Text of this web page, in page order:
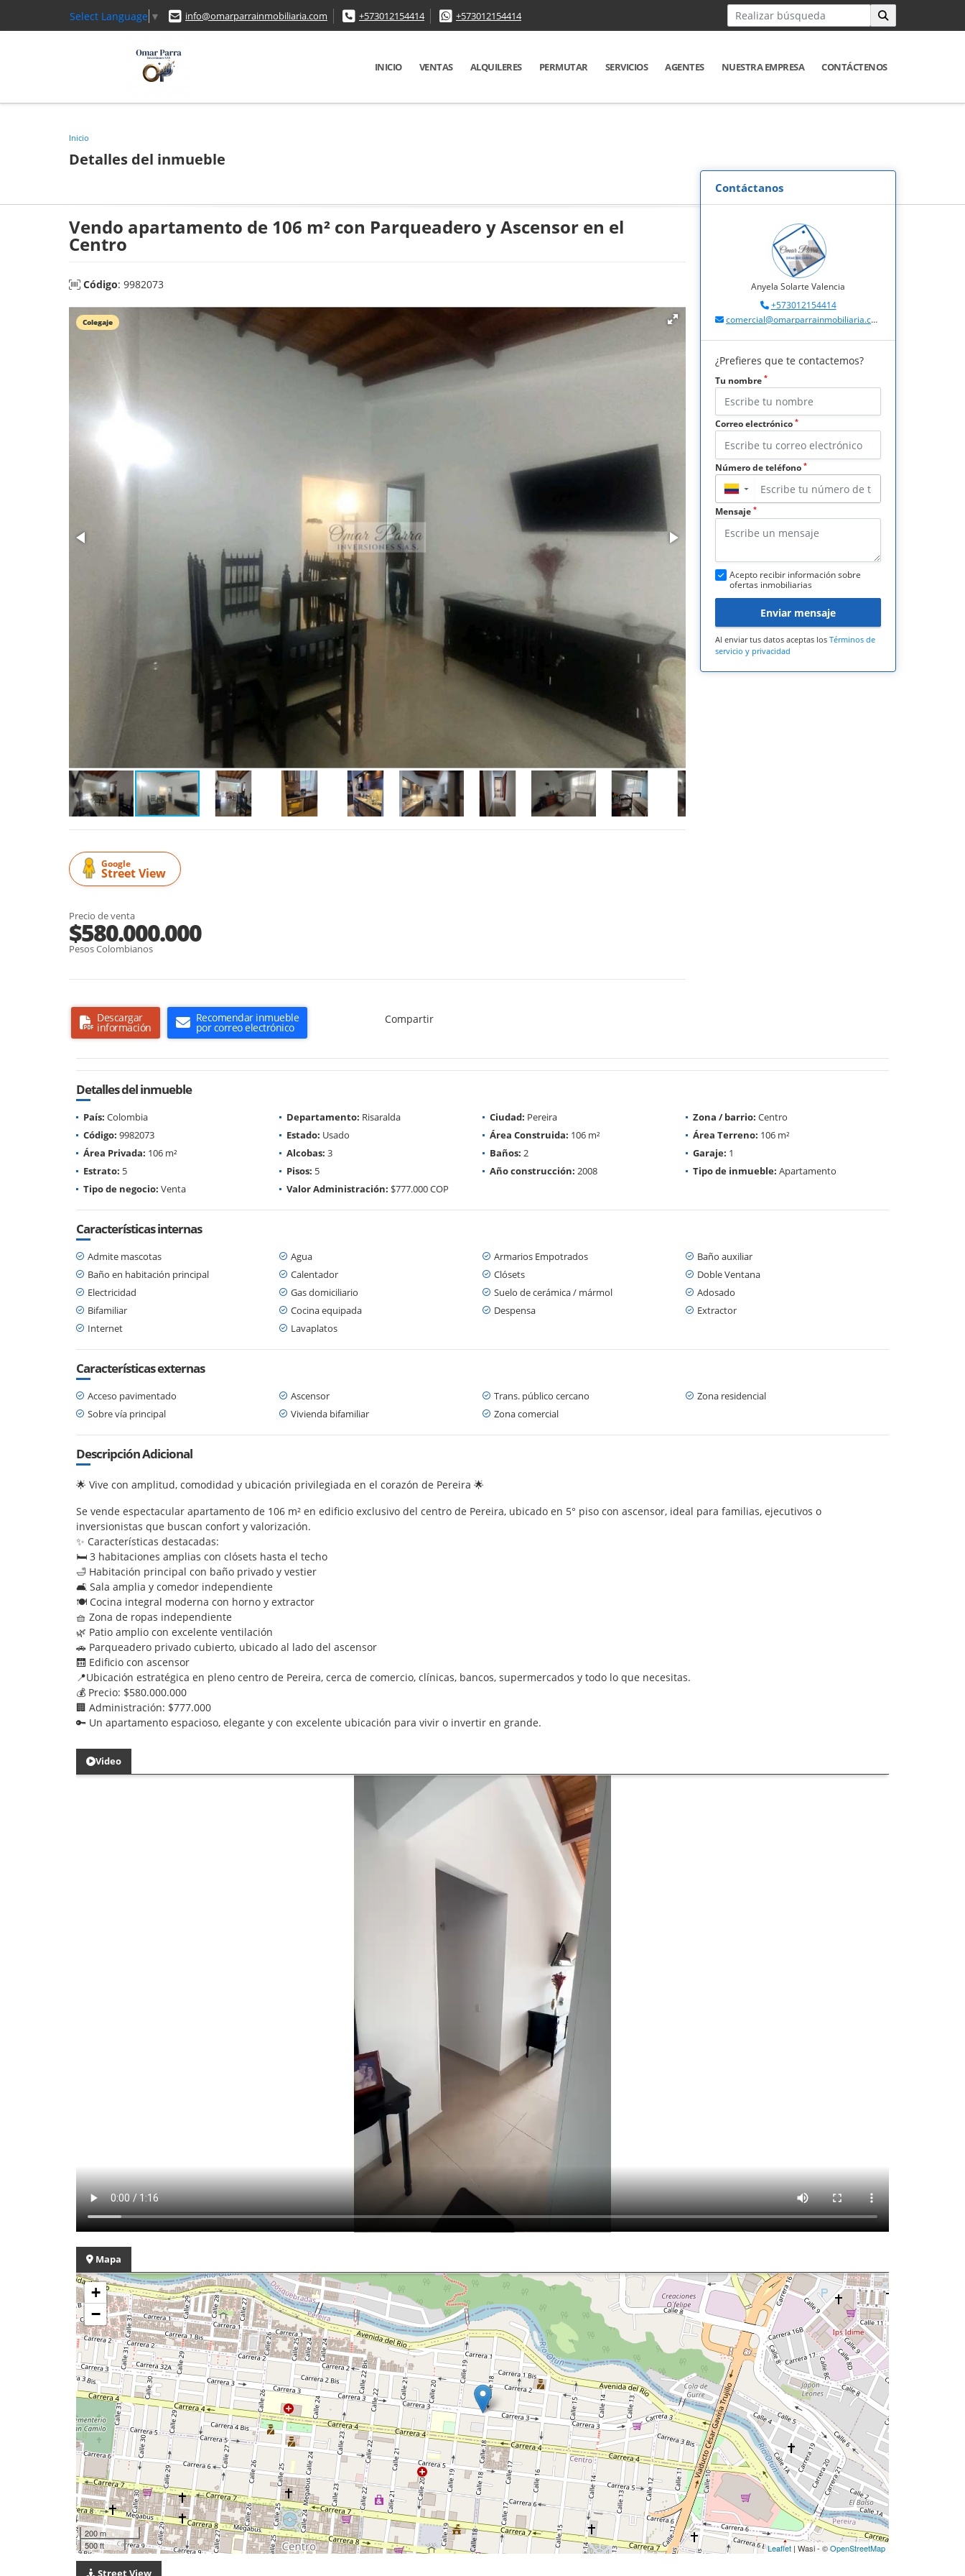
Select Language ▼ info@omarparrainmobiliaria.com +573012154414 +573012154414
INICIO VENTAS ALQUILERES PERMUTAR SERVICIOS AGENTES NUESTRA EMPRESA CONTÁCTENOS
Inicio
Detalles del inmueble
Vendo apartamento de 106 m² con Parqueadero y Ascensor en el
Centro
Código: 9982073
Colegaje
Google
Street View
Precio de venta
$580.000.000
Pesos Colombianos
Descargar
información
Recomendar inmueble
por correo electrónico
Compartir
Contáctanos
Anyela Solarte Valencia
+573012154414
comercial@omarparrainmobiliaria.com
¿Prefieres que te contactemos?
Tu nombre *
Correo electrónico *
Número de teléfono *
▼
Mensaje *
Acepto recibir información sobre
ofertas inmobiliarias
Enviar mensaje
Al enviar tus datos aceptas los Términos de
servicio y privacidad
Detalles del inmueble
País: Colombia Departamento: Risaralda Ciudad: Pereira Zona / barrio: Centro
Código: 9982073 Estado: Usado Área Construida: 106 m² Área Terreno: 106 m²
Área Privada: 106 m² Alcobas: 3 Baños: 2 Garaje: 1
Estrato: 5 Pisos: 5 Año construcción: 2008 Tipo de inmueble: Apartamento
Tipo de negocio: Venta Valor Administración: $777.000 COP
Características internas
Admite mascotas Agua Armarios Empotrados
Baño auxiliar
Baño en habitación principal
Calentador Clósets
Doble Ventana
Electricidad
Gas domiciliario Suelo de cerámica / mármol
Adosado
Bifamiliar
Cocina equipada Despensa
Extractor
Internet
Lavaplatos
Características externas
Acceso pavimentado Ascensor Trans. público cercano
Zona residencial
Sobre vía principal
Vivienda bifamiliar Zona comercial
Descripción Adicional
🌟 Vive con amplitud, comodidad y ubicación privilegiada en el corazón de Pereira 🌟
Se vende espectacular apartamento de 106 m² en edificio exclusivo del centro de Pereira, ubicado en 5° piso con ascensor, ideal para familias, ejecutivos o
inversionistas que buscan confort y valorización.
✨ Características destacadas:
🛏️ 3 habitaciones amplias con clósets hasta el techo
🛁 Habitación principal con baño privado y vestier
🛋️ Sala amplia y comedor independiente
🍽️ Cocina integral moderna con horno y extractor
🧺 Zona de ropas independiente
🌿 Patio amplio con excelente ventilación
🚗 Parqueadero privado cubierto, ubicado al lado del ascensor
🛗 Edificio con ascensor
📍Ubicación estratégica en pleno centro de Pereira, cerca de comercio, clínicas, bancos, supermercados y todo lo que necesitas.
💰 Precio: $580.000.000
🏢 Administración: $777.000
🔑 Un apartamento espacioso, elegante y con excelente ubicación para vivir o invertir en grande.
Video
Mapa
+
−
200 m
500 ft
Leaflet | Wasi - ©OpenStreetMap
Street View